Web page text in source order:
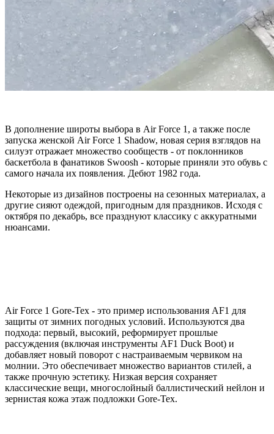
В дополнение широты выбора в Air Force 1, а также после
запуска женской Air Force 1 Shadow, новая серия взглядов на
силуэт отражает множество сообществ - от поклонников
баскетбола в фанатиков Swoosh - которые приняли это обувь с
самого начала их появления. Дебют 1982 года.
Некоторые из дизайнов построены на сезонных материалах, а
другие сияют одеждой, пригодным для праздников. Исходя с
октября по декабрь, все празднуют классику с аккуратными
нюансами.
Air Force 1 Gore-Tex - это пример использования AF1 для
защиты от зимних погодных условий. Используются два
подхода: первый, высокий, реформирует прошлые
рассуждения (включая инструменты AF1 Duck Boot) и
добавляет новый поворот с настраиваемым червиком на
молнии. Это обеспечивает множество вариантов стилей, а
также прочную эстетику. Низкая версия сохраняет
классические вещи, многослойный баллистический нейлон и
зернистая кожа этаж подложки Gore-Tex.